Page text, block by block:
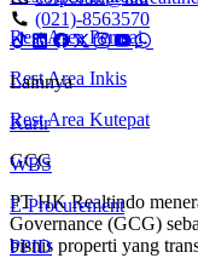
Rest Area Permai
Rest Area Inkis
Rest Area Kutepat
GCG
PT HK Realtindo
Governance (GCG)
bisnis properti yang
(021)-8563570
Lainnya
Karir
WBS
E-Procurement
PPID